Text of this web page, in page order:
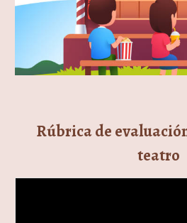
Rúbrica de
teatro